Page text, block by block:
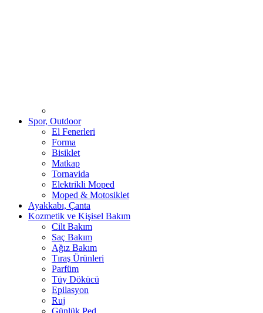
Spor, Outdoor
El Fenerleri
Forma
Bisiklet
Matkap
Tornavida
Elektrikli Moped
Moped & Motosiklet
Ayakkabı, Çanta
Kozmetik ve Kişisel Bakım
Cilt Bakım
Saç Bakım
Ağız Bakım
Tıraş Ürünleri
Parfüm
Tüy Dökücü
Epilasyon
Ruj
Günlük Ped